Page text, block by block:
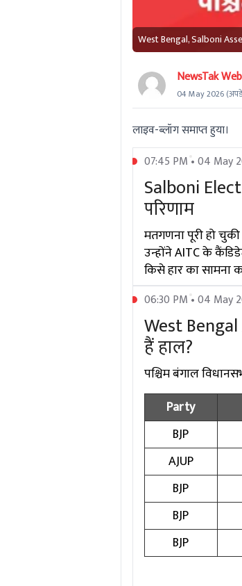
West Bengal, Salboni
NewsTak Web
04 May 2026
लाइव-ब्लॉग समाप्त हुया।
07:45 PM • 04 May
Salboni
परिणाम
मतगणना पूरी हो
उन्होंने AITC के
किसे हार का सामना
06:30 PM • 04 May
West
हैं हाल?
पश्चिम बंगाल
Party
BJP
AJUP
BJP
BJP
BJP